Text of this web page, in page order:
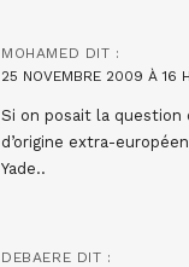
MOHAMED DIT :
25 NOVEMBRE 2009 À 16
Si on posait la question
d’origine extra-
Yade..
DEBAERE DIT :